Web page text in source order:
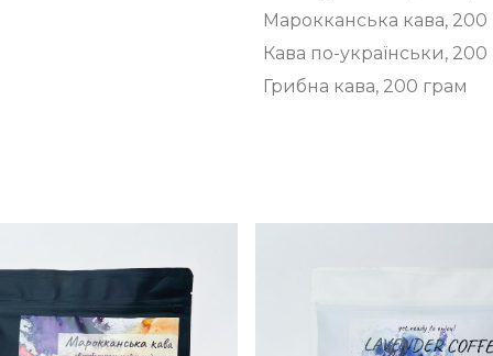
Марокканська кава, 200
Кава по-українськи,
Грибна кава, 200 грам